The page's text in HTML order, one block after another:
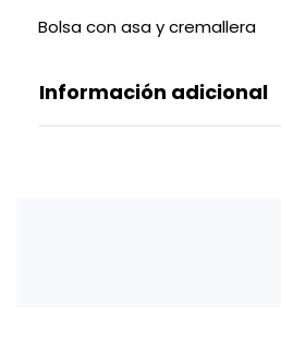
Bolsa con asa y cremallera
Información adicional